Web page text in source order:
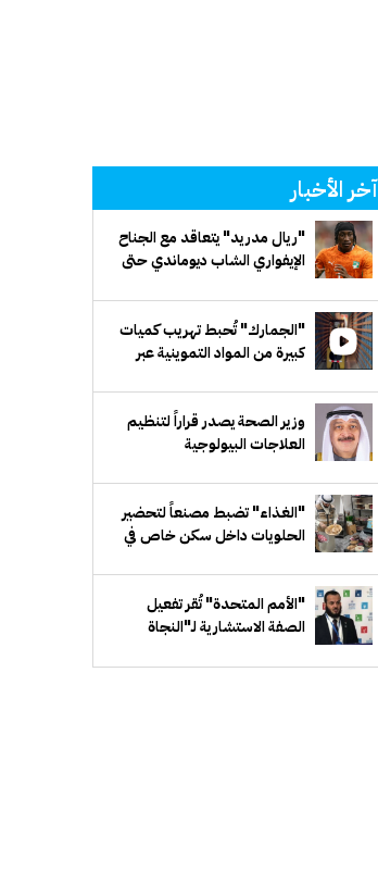
آخر الأخبار
"ريال مدريد" يتعاقد مع الجناح
الإيفواري الشاب ديوماندي حتى
"الجمارك" تُحبط تهريب كميات
كبيرة من المواد التموينية عبر
وزير الصحة يصدر قراراً لتنظيم
العلاجات البيولوجية
"الغذاء" تضبط مصنعاً لتحضير
الحلويات داخل سكن خاص في
"الأمم المتحدة" تُقر تفعيل
الصفة الاستشارية لـ"النجاة